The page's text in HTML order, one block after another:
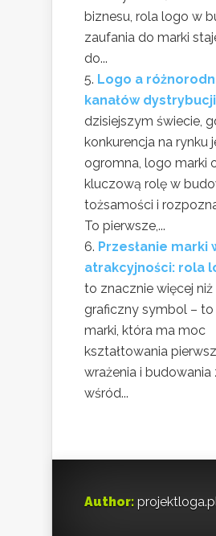
biznesu, rola logo w
zaufania do marki
do...
Logo a
kanałów
dzisiejszym świecie,
konkurencja na rynku
ogromna, logo marki
kluczową rolę w
tożsamości i
To pierwsze,...
Przesłanie marki
atrakcyjności: rola
to znacznie więcej
graficzny symbol – to
marki, która ma moc
kształtowania
wrażenia i budowania
wśród...
Author: